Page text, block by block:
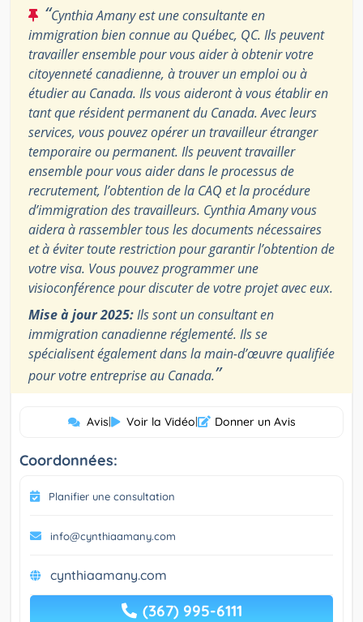
“Cynthia Amany est une consultante en
immigration bien connue au Québec, QC. Ils peuvent
travailler ensemble pour vous aider à obtenir votre
citoyenneté canadienne, à trouver un emploi ou à
étudier au Canada. Ils vous aideront à vous établir en
tant que résident permanent du Canada. Avec leurs
services, vous pouvez opérer un travailleur étranger
temporaire ou permanent. Ils peuvent travailler
ensemble pour vous aider dans le processus de
recrutement, l’obtention de la CAQ et la procédure
d’immigration des travailleurs. Cynthia Amany vous
aidera à rassembler tous les documents nécessaires
et à éviter toute restriction pour garantir l’obtention de
votre visa. Vous pouvez programmer une
visioconférence pour discuter de votre projet avec eux.
Mise à jour 2025:Ils sont un consultant en
immigration canadienne réglementé. Ils se
spécialisent également dans la main-d’œuvre qualifiée
pour votre entreprise au Canada.”
Avis| Voir la Vidéo| Donner un Avis
Coordonnées:
Planifier une consultation
info@cynthiaamany.com
cynthiaamany.com
(367) 995-6111